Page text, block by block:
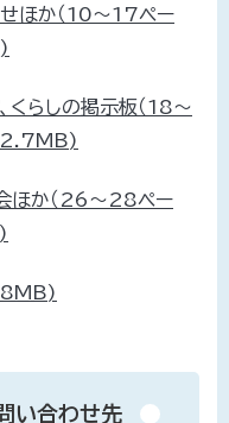
ほか（10～17ペー
くらしの掲示板（18～
2.7MB)
ほか（26～28ペー
い合わせ先